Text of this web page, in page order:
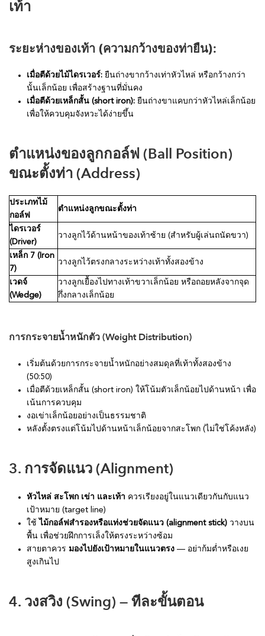
เท้า
ระยะห่างของเท้า (ความกว้างของท่ายืน):
เมื่อตีด้วยไม้ไดรเวอร์: ยืนถ่างขากว้างเท่าหัวไหล่ หรือกว้างกว่า
นั้นเล็กน้อย เพื่อสร้างฐานที่มั่นคง
เมื่อตีด้วยเหล็กสั้น (short iron): ยืนถ่างขาแคบกว่าหัวไหล่เล็กน้อย
เพื่อให้ควบคุมจังหวะได้ง่ายขึ้น
ตำแหน่งของลูกกอล์ฟ (Ball Position)
ขณะตั้งท่า (Address)
ประเภทไม้
กอล์ฟ
ตำแหน่งลูกขณะตั้งท่า
ไดรเวอร์
(Driver)
วางลูกไว้ด้านหน้าของเท้าซ้าย (สำหรับผู้เล่นถนัดขวา)
เหล็ก 7 (Iron
7)
วางลูกไว้ตรงกลางระหว่างเท้าทั้งสองข้าง
เวดจ์
(Wedge)
วางลูกเยื้องไปทางเท้าขวาเล็กน้อย หรือถอยหลังจากจุด
กึ่งกลางเล็กน้อย
การกระจายน้ำหนักตัว (Weight Distribution)
เริ่มต้นด้วยการกระจายน้ำหนักอย่างสมดุลที่เท้าทั้งสองข้าง
(50:50)
เมื่อตีด้วยเหล็กสั้น (short iron) ให้โน้มตัวเล็กน้อยไปด้านหน้า เพื่อ
เน้นการควบคุม
งอเข่าเล็กน้อยอย่างเป็นธรรมชาติ
หลังตั้งตรงแต่โน้มไปด้านหน้าเล็กน้อยจากสะโพก (ไม่ใช่โค้งหลัง)
3. การจัดแนว (Alignment)
หัวไหล่ สะโพก เข่า และเท้า ควรเรียงอยู่ในแนวเดียวกันกับแนว
เป้าหมาย (target line)
ใช้ ไม้กอล์ฟสำรองหรือแท่งช่วยจัดแนว (alignment stick) วางบน
พื้น เพื่อช่วยฝึกการเล็งให้ตรงระหว่างซ้อม
สายตาควร มองไปยังเป้าหมายในแนวตรง — อย่าก้มต่ำหรือเงย
สูงเกินไป
4. วงสวิง (Swing) — ทีละขั้นตอน